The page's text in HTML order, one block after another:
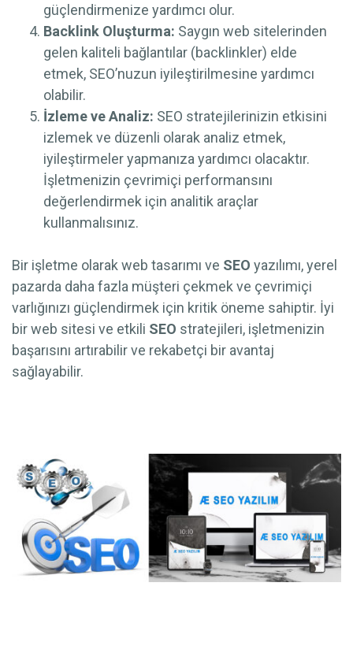
güçlendirmenize yardımcı olur.
Backlink Oluşturma: Saygın web sitelerinden
gelen kaliteli bağlantılar (backlinkler) elde
etmek, SEO’nuzun iyileştirilmesine yardımcı
olabilir.
İzleme ve Analiz: SEO stratejilerinizin etkisini
izlemek ve düzenli olarak analiz etmek,
iyileştirmeler yapmanıza yardımcı olacaktır.
İşletmenizin çevrimiçi performansını
değerlendirmek için analitik araçlar
kullanmalısınız.
Bir işletme olarak web tasarımı ve SEO yazılımı, yerel
pazarda daha fazla müşteri çekmek ve çevrimiçi
varlığınızı güçlendirmek için kritik öneme sahiptir. İyi
bir web sitesi ve etkili SEO stratejileri, işletmenizin
başarısını artırabilir ve rekabetçi bir avantaj
sağlayabilir.